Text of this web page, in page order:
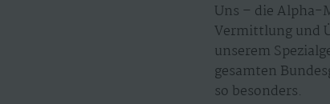
Uns – die Alpha-
Vermittlung und
unserem
gesamten
so besonders.